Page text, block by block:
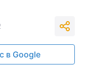
в Google